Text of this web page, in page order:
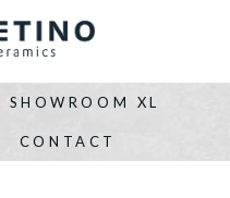
SHOWROOM XL
CONTACT